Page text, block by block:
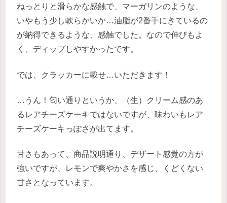
ねっとりと滑らかな感触で、マーガリンのような、
いやもう少し軟らかいか…油脂が2番手にきているの
が納得できるような、感触でした。なので伸びもよ
く、ディップしやすかったです。
では、クラッカーに載せ…いただきます！
…うん！匂い通りというか、（生）クリーム感のあ
るレアチーズケーキではないですが、味わいもレア
チーズケーキっぽさが出てます。
甘さもあって、商品説明通り、デザート感覚の方が
強いですが、レモンで爽やかさを感じ、くどくない
甘さとなっています。